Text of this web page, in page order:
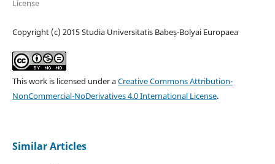
License
Copyright (c) 2015 Studia Universitatis Babeș-Bolyai Europaea
This work is licensed under aCreative Commons Attribution-
NonCommercial-NoDerivatives 4.0 International License.
Similar Articles